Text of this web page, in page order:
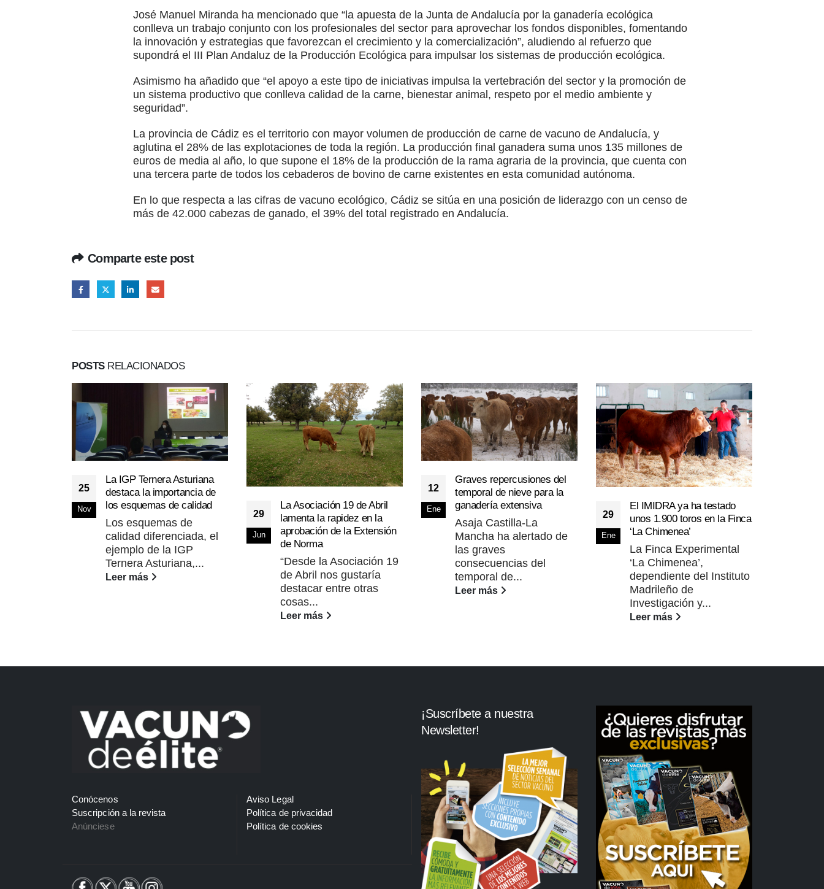
José Manuel Miranda ha mencionado que “la apuesta de la Junta de Andalucía por la ganadería ecológica
conlleva un trabajo conjunto con los profesionales del sector para aprovechar los fondos disponibles, fomentando
la innovación y estrategias que favorezcan el crecimiento y la comercialización”, aludiendo al refuerzo que
supondrá el III Plan Andaluz de la Producción Ecológica para impulsar los sistemas de producción ecológica.
Asimismo ha añadido que “el apoyo a este tipo de iniciativas impulsa la vertebración del sector y la promoción de
un sistema productivo que conlleva calidad de la carne, bienestar animal, respeto por el medio ambiente y
seguridad”.
La provincia de Cádiz es el territorio con mayor volumen de producción de carne de vacuno de Andalucía, y
aglutina el 28% de las explotaciones de toda la región. La producción final ganadera suma unos 135 millones de
euros de media al año, lo que supone el 18% de la producción de la rama agraria de la provincia, que cuenta con
una tercera parte de todos los cebaderos de bovino de carne existentes en esta comunidad autónoma.
En lo que respecta a las cifras de vacuno ecológico, Cádiz se sitúa en una posición de liderazgo con un censo de
más de 42.000 cabezas de ganado, el 39% del total registrado en Andalucía.
Comparte este post
POSTSRELACIONADOS
25
Nov
La IGP Ternera Asturiana
destaca la importancia de
los esquemas de calidad
Los esquemas de
calidad diferenciada, el
ejemplo de la IGP
Ternera Asturiana,...
Leer más
29
Jun
La Asociación 19 de Abril
lamenta la rapidez en la
aprobación de la Extensión
de Norma
“Desde la Asociación 19
de Abril nos gustaría
destacar entre otras
cosas...
Leer más
12
Ene
Graves repercusiones del
temporal de nieve para la
ganadería extensiva
Asaja Castilla-La
Mancha ha alertado de
las graves
consecuencias del
temporal de...
Leer más
29
Ene
El IMIDRA ya ha testado
unos 1.900 toros en la Finca
‘La Chimenea’
La Finca Experimental
‘La Chimenea’,
dependiente del Instituto
Madrileño de
Investigación y...
Leer más
Conócenos
Suscripción a la revista
Anúnciese
Aviso Legal
Política de privacidad
Política de cookies
¡Suscríbete a nuestra
Newsletter!